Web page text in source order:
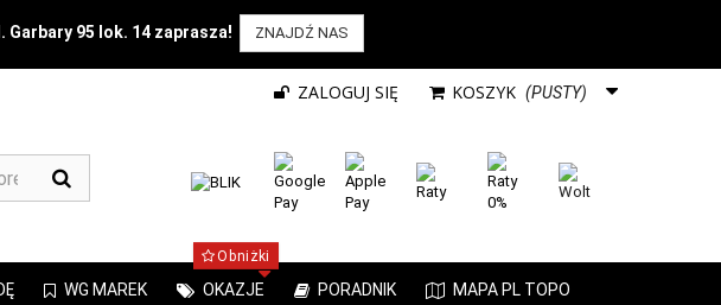
Garbary 95 lok. 14 zaprasza! ZNAJDŹ NAS
KOSZYK (PUSTY)
ZALOGUJ SIĘ
WG MAREK OKAZJE
Obniżki
PORADNIK MAPA PL TOPO